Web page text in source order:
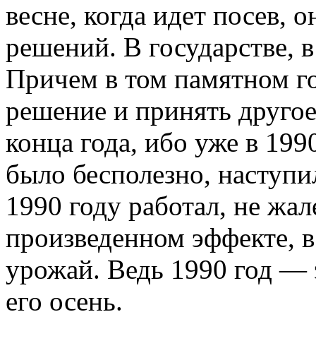
весне, когда идет посев,
решений. В государстве,
Причем в том памятном
решение и принять
конца года, ибо уже в
было бесполезно,
1990 году работал, не
произведенном эффекте,
урожай. Ведь 1990 год —
его осень.